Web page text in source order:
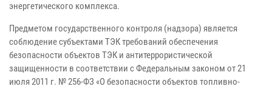
энергетического комплекса.
Предметом государственного контроля (надзора) является
соблюдение субъектами ТЭК требований обеспечения
безопасности объектов ТЭК и антитеррористической
защищенности в соответствии с Федеральным законом от 21
июля 2011 г. № 256-ФЗ «О безопасности объектов топливно-